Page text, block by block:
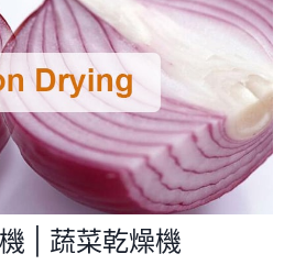
| 蔬菜乾燥機